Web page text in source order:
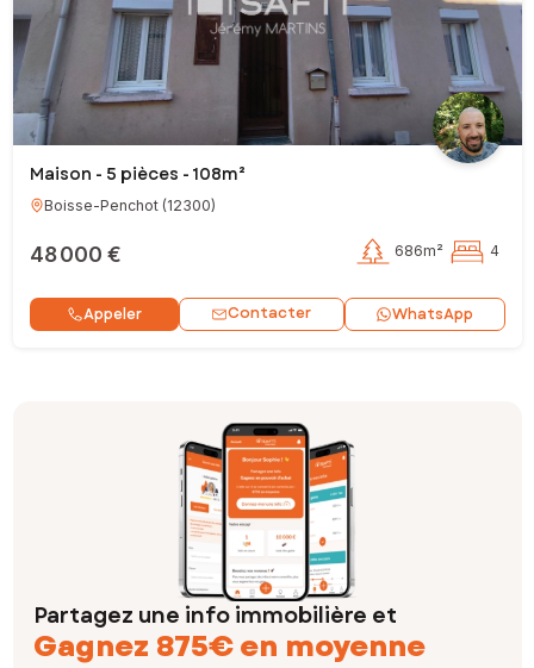
Maison - 5 pièces - 108m²
Boisse-Penchot(12300)
48 000 € 686m² 4
Appeler Contacter WhatsApp
Partagez une info immobilière et
Gagnez 875€ en moyenne